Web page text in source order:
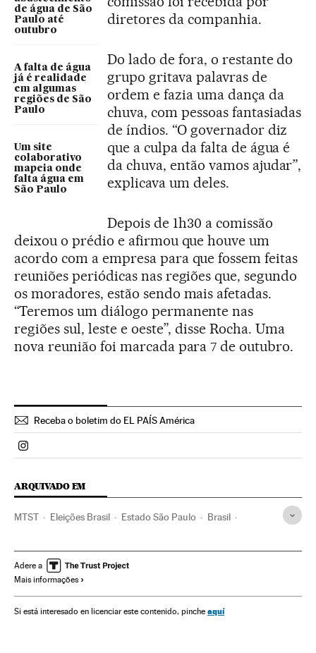
de água de São
Paulo até
outubro
A falta de água
já é realidade
em algumas
regiões de São
Paulo
Um site
colaborativo
mapeia onde
falta água em
São Paulo
diretores da companhia.
Do lado de fora, o restante do
grupo gritava palavras de
ordem e fazia uma dança da
chuva, com pessoas fantasiadas
de índios. “O governador diz
que a culpa da falta de água é
da chuva, então vamos ajudar”,
explicava um deles.
Depois de 1h30 a comissão
deixou o prédio e afirmou que houve um
acordo com a empresa para que fossem feitas
reuniões periódicas nas regiões que, segundo
os moradores, estão sendo mais afetadas.
“Teremos um diálogo permanente nas
regiões sul, leste e oeste”, disse Rocha. Uma
nova reunião foi marcada para 7 de outubro.
Receba o boletim do EL PAÍS América
Politica El País Brasil en Instagram
ARQUIVADO EM
MTST Eleições Brasil Estado São Paulo Brasil
Água América do Sul América Latina
Urbanismo
Eleições 2014
Adere a
Mais informações
Si está interesado en licenciar este contenido, pinche aquí